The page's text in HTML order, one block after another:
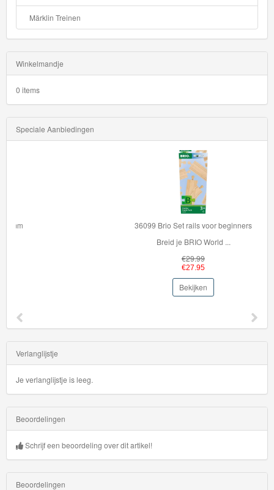
Märklin Treinen
Winkelmandje
0 items
Speciale Aanbiedingen
36099 Brio Set rails voor beginners
Breid je BRIO World ...
Verlanglijstje
Je verlanglijstje is leeg.
Beoordelingen
Schrijf een beoordeling over dit artikel!
Beoordelingen